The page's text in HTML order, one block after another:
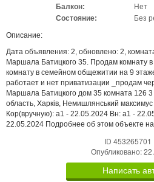
Балкон:
Нет
Состояние:
Без
Описание:
Дата объявления: 2, обновлено: 2,
Маршала Батицкого 35. Продам комнату
комнату в семейном общежитии на 9
работает и нет приватизации _продам
Маршала Батицкого дом 35 комната 126 3
область, Харків, Немишлянський
Кор(вручную): a1 - 22.05.2024 Вн: a1 -
22.05.2024 Подробнее об этом объекте
ID 453265701
Опубликовано:
Написать